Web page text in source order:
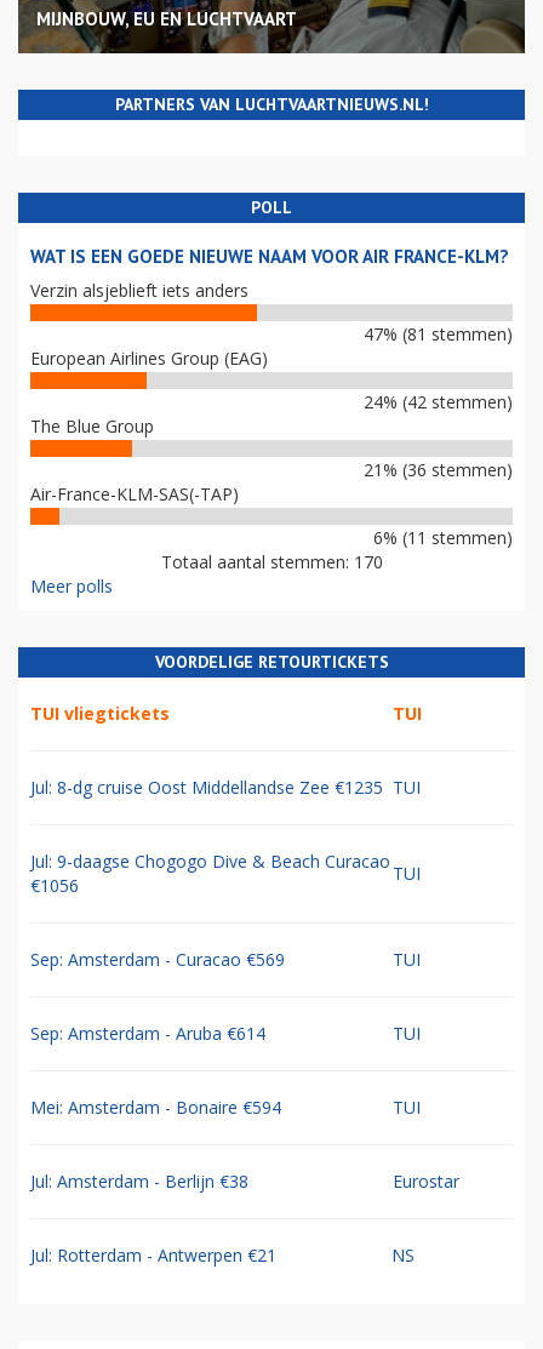
MIJNBOUW, EU EN LUCHTVAART
PARTNERS VAN LUCHTVAARTNIEUWS.NL!
POLL
WAT IS EEN GOEDE NIEUWE NAAM VOOR AIR FRANCE-KLM?
Verzin alsjeblieft iets anders
47% (81 stemmen)
European Airlines Group (EAG)
24% (42 stemmen)
The Blue Group
21% (36 stemmen)
Air-France-KLM-SAS(-TAP)
6% (11 stemmen)
Totaal aantal stemmen: 170
Meer polls
VOORDELIGE RETOURTICKETS
TUI vliegtickets TUI
Jul: 8-dg cruise Oost Middellandse Zee €1235 TUI
Jul: 9-daagse Chogogo Dive & Beach Curacao
€1056
TUI
Sep: Amsterdam - Curacao €569 TUI
Sep: Amsterdam - Aruba €614 TUI
Mei: Amsterdam - Bonaire €594 TUI
Jul: Amsterdam - Berlijn €38 Eurostar
Jul: Rotterdam - Antwerpen €21 NS